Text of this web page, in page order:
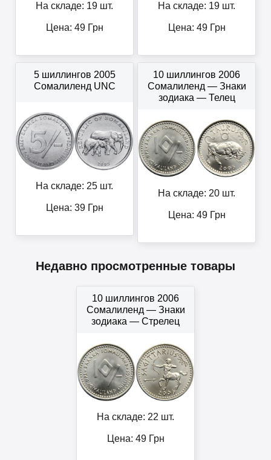
На складе: 19 шт.
Цена: 49Грн
На складе: 19 шт.
Цена: 49Грн
5 шиллингов 2005
Сомалиленд UNC
На складе: 25 шт.
Цена: 39Грн
10 шиллингов 2006
Сомалиленд — Знаки
зодиака — Телец
На складе: 20 шт.
Цена: 49Грн
Недавно просмотренные товары
10 шиллингов 2006
Сомалиленд — Знаки
зодиака — Стрелец
На складе: 22 шт.
Цена: 49Грн